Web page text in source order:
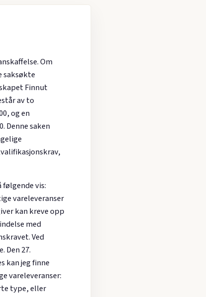
Om
saksøkte
Finnut
av to
og en
Denne saken
vis:
vareleveranser
kan kreve opp
med
Ved
Den 27.
kan jeg finne
vareleveranser:
type, eller